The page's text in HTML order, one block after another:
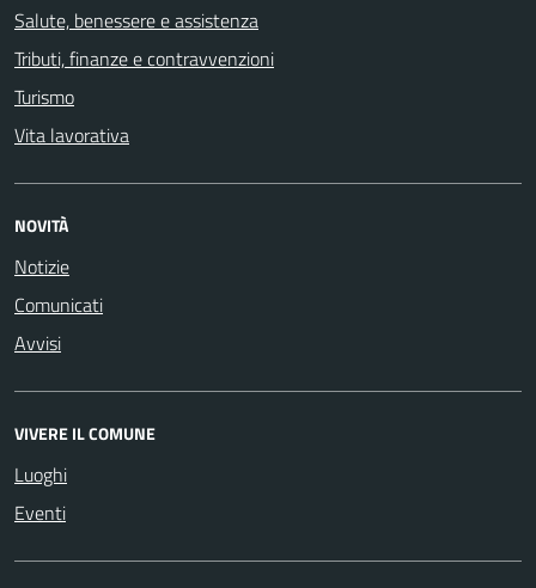
Salute, benessere e assistenza
Tributi, finanze e contravvenzioni
Turismo
Vita lavorativa
NOVITÀ
Notizie
Comunicati
Avvisi
VIVERE IL COMUNE
Luoghi
Eventi